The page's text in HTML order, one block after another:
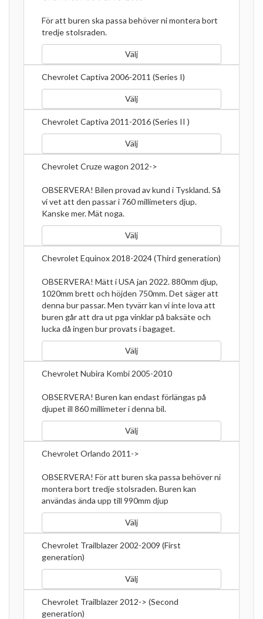
För att buren ska passa behöver ni montera bort
tredje stolsraden.
Välj
Chevrolet Captiva 2006-2011 (Series I)
Välj
Chevrolet Captiva 2011-2016 (Series II )
Välj
Chevrolet Cruze wagon 2012->
OBSERVERA! Bilen provad av kund i Tyskland. Så
vi vet att den passar i 760 millimeters djup.
Kanske mer. Mät noga.
Välj
Chevrolet Equinox 2018-2024 (Third generation)
OBSERVERA! Mätt i USA jan 2022. 880mm djup,
1020mm brett och höjden 750mm. Det säger att
denna bur passar. Men tyvärr kan vi inte lova att
buren går att dra ut pga vinklar på baksäte och
lucka då ingen bur provats i bagaget.
Välj
Chevrolet Nubira Kombi 2005-2010
OBSERVERA! Buren kan endast förlängas på
djupet ill 860 millimeter i denna bil.
Välj
Chevrolet Orlando 2011->
OBSERVERA! För att buren ska passa behöver ni
montera bort tredje stolsraden. Buren kan
användas ända upp till 990mm djup
Välj
Chevrolet Trailblazer 2002-2009 (First
generation)
Välj
Chevrolet Trailblazer 2012-> (Second
generation)